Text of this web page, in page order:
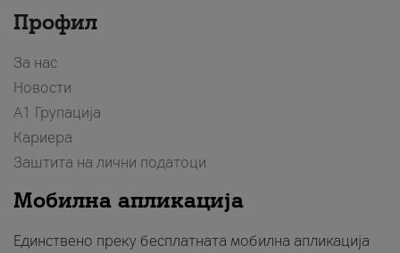
Профил
За нас
Новости
А1 Групација
Кариера
Заштита на лични податоци
Мобилна апликација
Единствено преку бесплатната мобилна апликација